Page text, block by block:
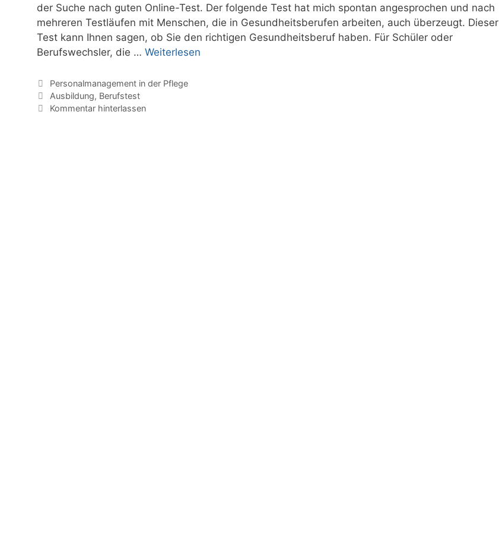
der Suche nach guten Online-Test. Der folgende Test hat mich spontan angesprochen und nach
mehreren Testläufen mit Menschen, die in Gesundheitsberufen arbeiten, auch überzeugt. Dieser
Test kann Ihnen sagen, ob Sie den richtigen Gesundheitsberuf haben. Für Schüler oder
Berufswechsler, die … Weiterlesen
Kategorien
Personalmanagement in der Pflege
Schlagwörter
Ausbildung, Berufstest
Kommentar hinterlassen